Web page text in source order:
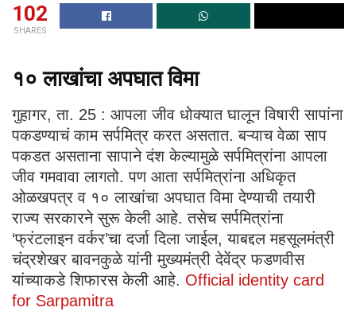
102
SHARES
१० लाखांचा अपघात विमा
गुहागर, ता. 25 : आपला जीव धोक्यात घालून विषारी सापांना
पकडण्याचं काम सर्पमित्र करत असतात. बऱ्याच वेळा साप
पकडत असताना सापाने दंश केल्यामुळे सर्पमित्रांना आपला
जीव गमवावा लागतो. पण आता सर्पमित्रांना अधिकृत
ओळखपत्र व १० लाखांचा अपघात विमा देण्याची तयारी
राज्य सरकारने सुरू केली आहे. तसेच सर्पमित्रांना
‘फ्रंटलाइन वर्कर’चा दर्जा दिला जाईल, याबद्दल महसूलमंत्री
चंद्रशेखर बावनकुळे यांनी मुख्यमंत्री देवेंद्र फडणवीस
यांच्याकडे शिफारस केली आहे. Official identity card
for Sarpamitra